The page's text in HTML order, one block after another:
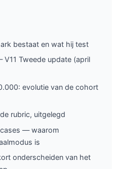
bestaat en wat hij test
Tweede update (april
evolutie van de cohort
rubric, uitgelegd
— waarom
is
onderscheiden van het